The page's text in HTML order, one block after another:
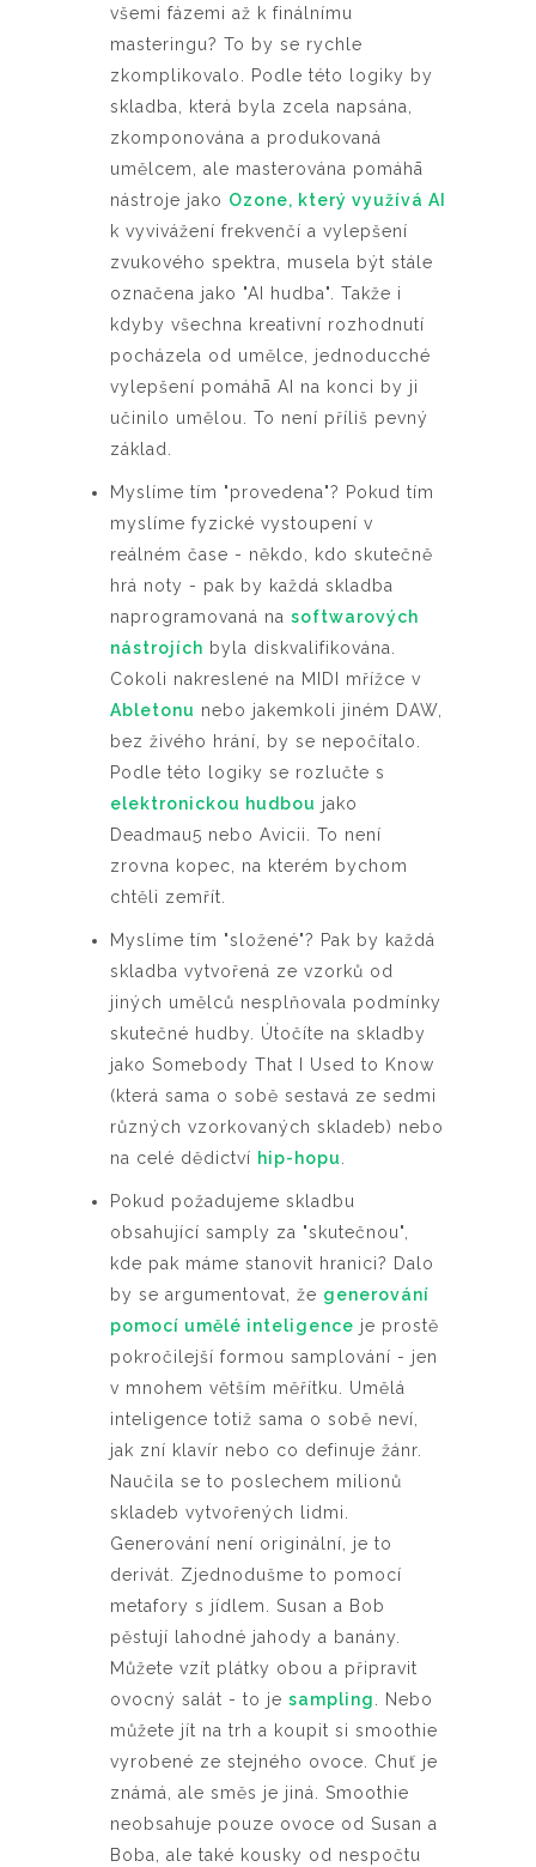
všemi fázemi až k finálnímu
masteringu? To by se rychle
zkomplikovalo. Podle této logiky by
skladba, která byla zcela napsána,
zkomponována a produkovaná
umělcem, ale masterována pomáhā
nástroje jako Ozone, který využívá AI
k vyvivážení frekvenčí a vylepšení
zvukového spektra, musela být stále
označena jako "AI hudba". Takže i
kdyby všechna kreativní rozhodnutí
pocházela od umělce, jednoducché
vylepšení pomáhā AI na konci by ji
učinilo umělou. To není příliš pevný
základ.
Myslíme tím "provedena"? Pokud tím
myslíme fyzické vystoupení v
reálném čase - někdo, kdo skutečně
hrá noty - pak by každá skladba
naprogramovaná nasoftwarových
nástrojích byla diskvalifikována.
Cokoli nakreslené na MIDI mřížce v
Abletonu nebo jakemkoli jiném DAW,
bez živého hrání, by se nepočítalo.
Podle této logiky se rozlučte s
elektronickou hudbou jako
Deadmau5 nebo Avicii. To není
zrovna kopec, na kterém bychom
chtěli zemřít.
Myslíme tím "složené"? Pak by každá
skladba vytvořená ze vzorků od
jiných umělců nesplňovala podmínky
skutečné hudby. Útočíte na skladby
jako Somebody That I Used to Know
(která sama o sobě sestavá ze sedmi
různých vzorkovaných skladeb) nebo
na celé dědictví hip-hopu
Pokud požadujeme skladbu
obsahující samply za "skutečnou",
kde pak máme stanovit hranici? Dalo
by se argumentovat, že generování
pomocí umělé inteligence je prostě
pokročilejší formou samplování - jen
v mnohem větším měřítku. Umělá
inteligence totiž sama o sobě neví,
jak zní klavír nebo co definuje žánr.
Naučila se to poslechem milionů
skladeb vytvořených lidmi.
Generování není originální, je to
derivát. Zjednodušme to pomocí
metafory s jídlem. Susan a Bob
pěstují lahodné jahody a banány.
Můžete vzít plátky obou a připravit
ovocný salát - to jesampling
. Nebo
můžete jít na trh a koupit si smoothie
vyrobené ze stejného ovoce. Chuť je
známá, ale směs je jiná. Smoothie
neobsahuje pouze ovoce od Susan a
Boba, ale také kousky od nespočtu